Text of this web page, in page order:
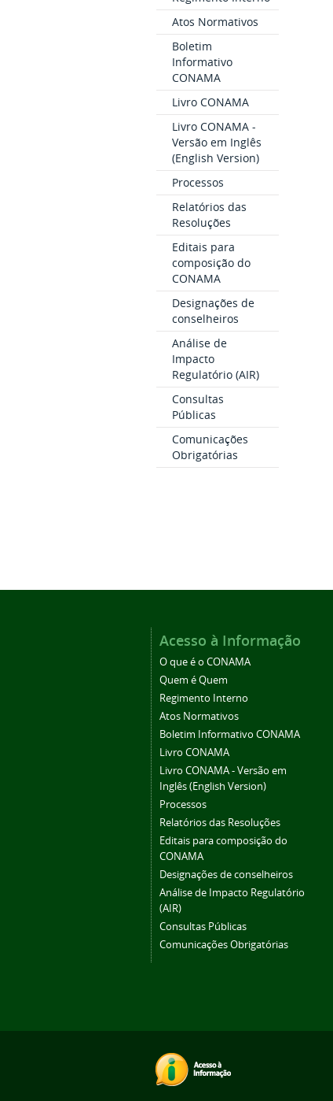
Atos Normativos
Boletim
Informativo
CONAMA
Livro CONAMA
Livro CONAMA -
Versão em Inglês
(English Version)
Processos
Relatórios das
Resoluções
Editais para
composição do
CONAMA
Designações de
conselheiros
Análise de
Impacto
Regulatório (AIR)
Consultas
Públicas
Comunicações
Obrigatórias
Acesso à Informação
O que é o CONAMA
Quem é Quem
Regimento Interno
Atos Normativos
Boletim Informativo CONAMA
Livro CONAMA
Livro CONAMA - Versão em
Inglês (English Version)
Processos
Relatórios das Resoluções
Editais para composição do
CONAMA
Designações de conselheiros
Análise de Impacto Regulatório
(AIR)
Consultas Públicas
Comunicações Obrigatórias